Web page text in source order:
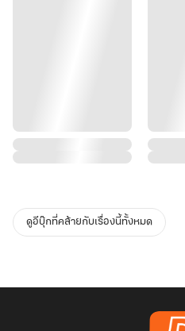
ดูอีบุ๊กที่คล้ายกับเรื่องนี้ทั้งหมด